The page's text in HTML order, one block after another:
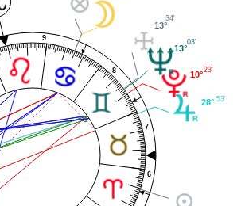
6
7
8
9
28° 53'
10°23'
13°
03'
13°
34'